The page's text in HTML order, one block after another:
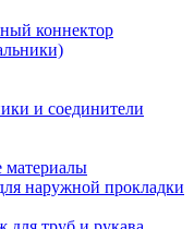
коннектор
и соединители
материалы
наружной прокладки